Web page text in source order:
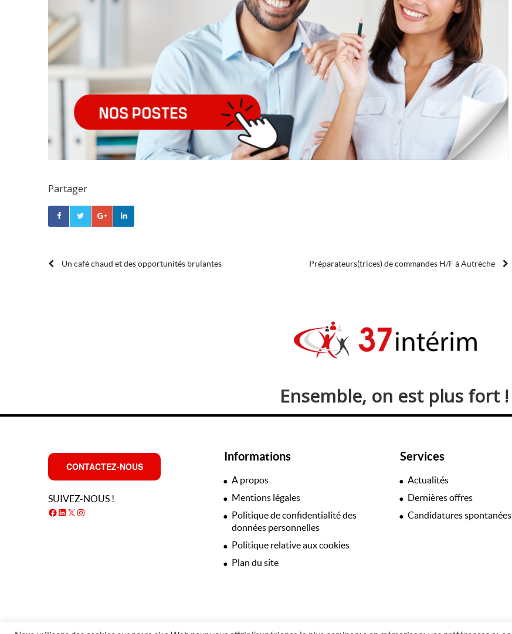
Partager
POST
Un café chaud et des opportunités brulantes Préparateurs(trices) de commandes H/F à Autrèche
Ensemble, on est plus fort !
CONTACTEZ-NOUS
SUIVEZ-NOUS !
Facebook
LinkedIn
X Instagram
Informations
A propos
Mentions légales
Politique de confidentialité des
données personnelles
Politique relative aux cookies
Plan du site
Services
Actualités
Dernières offres
Candidatures spontanées